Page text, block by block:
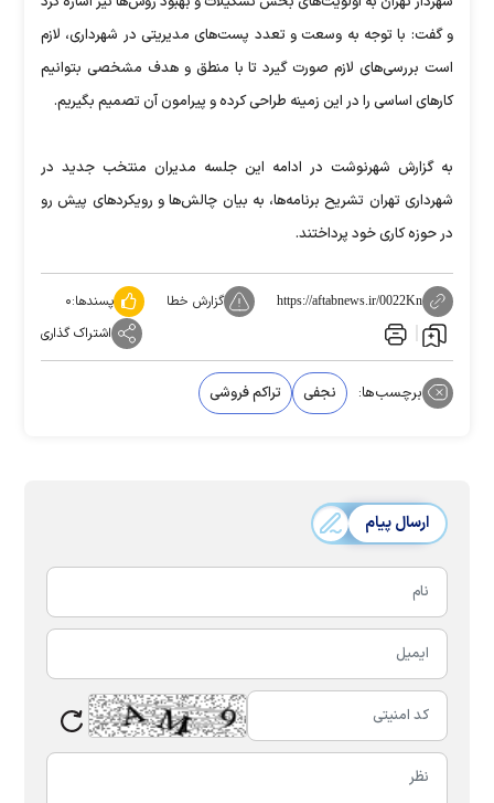
و گفت: با توجه به وسعت و تعدد پست‌های مدیریتی در شهرداری، لازم
است بررسی‌های لازم صورت گیرد تا با منطق و هدف مشخصی بتوانیم
کارهای اساسی را در این زمینه طراحی کرده و پیرامون آن تصمیم بگیریم.
به گزارش شهرنوشت در ادامه این جلسه مدیران منتخب جدید در
شهرداری تهران تشریح برنامه‌ها، به بیان چالش‌ها و رویکردهای پیش رو
در حوزه کاری خود پرداختند.
https://aftabnews.ir/0022Kn گزارش خطا پسندها:۰
اشتراک گذاری
برچسب‌ها: نجفی تراکم فروشی
ارسال پیام